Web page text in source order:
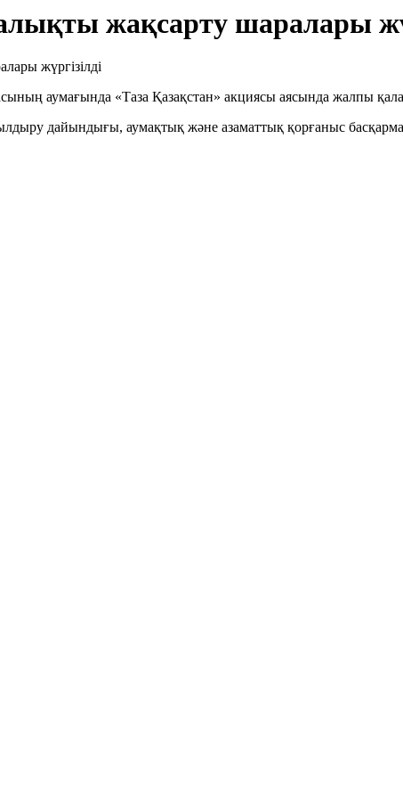
жақсарту шаралары
аумағында «Таза Қазақстан» акциясы аясында жалпы
дайындығы, аумақтық және азаматтық қорғаныс